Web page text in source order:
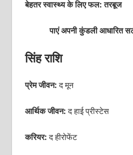
बेहतर स्वास्थ्य के लिए फल: तरबूज
पाएं अपनी कुंडली आधारित
सिंह राशि
प्रेम जीवन:द मून
आर्थिक जीवन:द हाई प्रीस्टेस
करियर:द हीरोफेंट